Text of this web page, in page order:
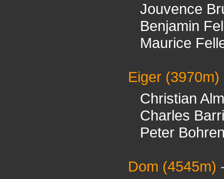
Jouvence
Benjamin
Maurice
Eiger (3970m)
Christian
Charles
Peter
Dom (4545m)